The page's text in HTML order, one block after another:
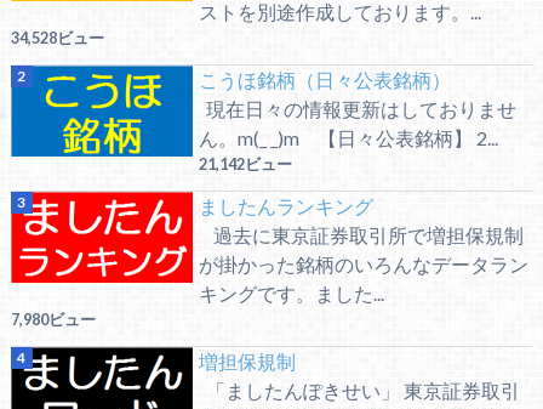
ストを別途作成しております。...
34,528ビュー
こうほ銘柄（日々公表銘柄）
現在日々の情報更新はしておりませ
ん。m(_ _)m 【日々公表銘柄】 2...
21,142ビュー
ましたんランキング
過去に東京証券取引所で増担保規制
が掛かった銘柄のいろんなデータラン
キングです。ました...
7,980ビュー
増担保規制
「ましたんぽきせい」 東京証券取引